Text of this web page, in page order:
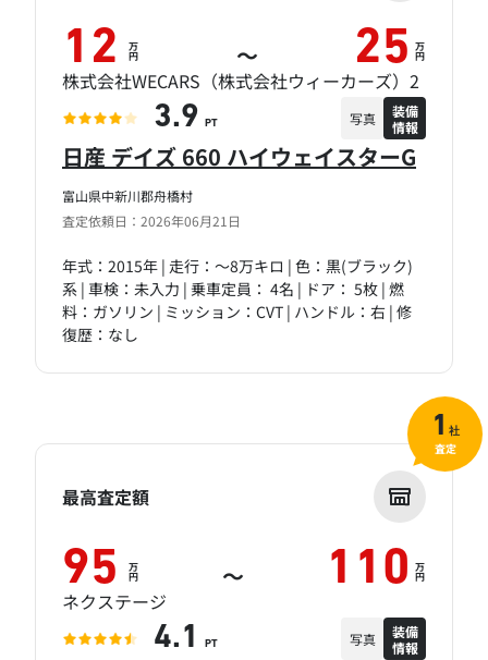
富山県中新川郡舟橋村
査定依頼日：2026年06月21日
日産 デイズ 660 ハイウェイスターG
年式：2015年 | 走行：～8万キロ | 色：黒(ブラック)
系 | 車検：未入力 | 乗車定員： 4名 | ドア： 5枚 | 燃
料：ガソリン | ミッション：CVT | ハンドル：右 | 修
復歴：なし
12 万
円 ～ 25 万
円
株式会社WECARS（株式会社ウィーカーズ）2
3.9 PT 写真
装備
情報
最高査定額
95 万
円 ～ 110 万
円
ネクステージ
4.1 PT 写真
装備
情報
1 社
査定